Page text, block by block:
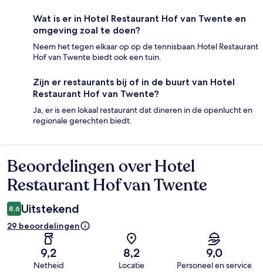
Wat is er in Hotel Restaurant Hof van Twente en
omgeving zoal te doen?
Neem het tegen elkaar op op de tennisbaan.Hotel Restaurant
Hof van Twente biedt ook een tuin.
Zijn er restaurants bij of in de buurt van Hotel
Restaurant Hof van Twente?
Ja, er is een lokaal restaurant dat dineren in de openlucht en
regionale gerechten biedt.
Beoordelingen
Beoordelingen over Hotel
Restaurant Hof van Twente
8,6 Uitstekend
29 beoordelingen
9,2
Netheid
8,2
Locatie
9,0
Personeel en service